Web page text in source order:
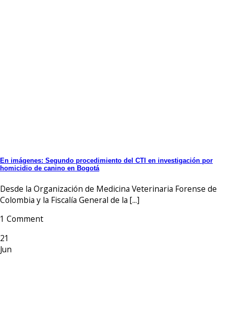
En imágenes: Segundo procedimiento del CTI en investigación por
homicidio de canino en Bogotá
Desde la Organización de Medicina Veterinaria Forense de
Colombia y la Fiscalía General de la [...]
1 Comment
21
Jun